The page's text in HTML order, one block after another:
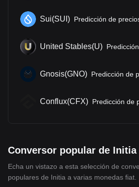
Sui(SUI ) Predicción de
United Stables(U)
Gnosis(GNO) Predicción de
Conflux(CFX) Predicción de
Conversor popular de Initia
Echa un vistazo a esta selección de
populares de Initia a varias monedas fiat.